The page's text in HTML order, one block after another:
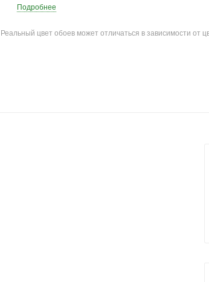
Подробнее
Реальный цвет обоев может отличаться в зависимости от